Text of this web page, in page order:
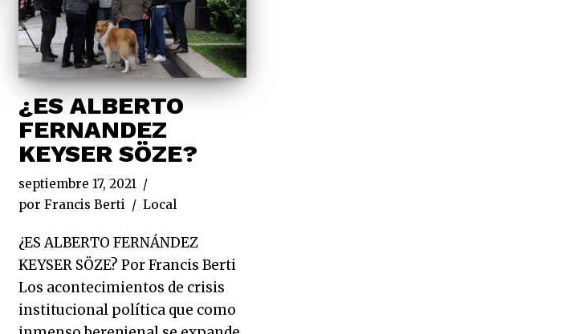
¿ES ALBERTO
FERNANDEZ
KEYSER SÖZE?
septiembre 17, 2021
porFrancis Berti Local
¿ES ALBERTO FERNÁNDEZ
KEYSER SÖZE? Por Francis Berti
Los acontecimientos de crisis
institucional política que como